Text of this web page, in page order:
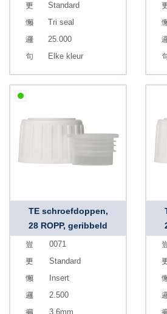
Standard
Tri seal
25.000
Elke kleur
TE schroefdoppen,
28 ROPP, geribbeld
0071
Standard
Insert
2.500
3.6mm